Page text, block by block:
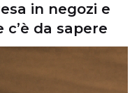
in negozi e
da sapere